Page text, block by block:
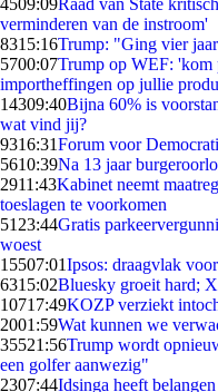
4509:09Raad van State
verminderen van de instroom'
8315:16Trump: "Ging vier
5700:07Trump op WEF: 'kom
importheffingen op jullie
14309:40Bijna 60% is
wat vind jij?
9316:31Forum voor
5610:39Na 13 jaar
2911:43Kabinet neemt
toeslagen te voorkomen
51 23:44Gratis
woest
15507:01Ipsos: draagvlak
6315:02Bluesky groeit hard;
10717:49KOZP verziekt
2001:59Wat kunnen we
35521:56Trump wordt
een golfer aanwezig"
2307:44Idsinga heeft